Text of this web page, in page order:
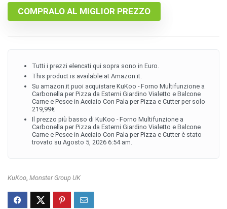
COMPRALO AL MIGLIOR PREZZO
Tutti i prezzi elencati qui sopra sono in Euro.
This product is available at Amazon.it.
Su amazon.it puoi acquistare KuKoo - Forno Multifunzione a
Carbonella per Pizza da Esterni Giardino Vialetto e Balcone
Carne e Pesce in Acciaio Con Pala per Pizza e Cutter per solo
219,99€
Il prezzo più basso di KuKoo - Forno Multifunzione a
Carbonella per Pizza da Esterni Giardino Vialetto e Balcone
Carne e Pesce in Acciaio Con Pala per Pizza e Cutter è stato
trovato su Agosto 5, 2026 6:54 am.
KuKoo, Monster Group UK